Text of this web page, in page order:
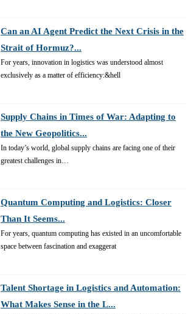
Can an AI Agent Predict the Next Crisis in the
Strait of Hormuz?...
For years, innovation in logistics was understood almost
exclusively as a matter of efficiency:&hell
Supply Chains in Times of War: Adapting to
the New Geopolitics...
In today’s world, global supply chains are facing one of their
greatest challenges in…
Quantum Computing and Logistics: Closer
Than It Seems...
For years, quantum computing has existed in an uncomfortable
space between fascination and exaggerat
Talent Shortage in Logistics and Automation:
What Makes Sense in the L...